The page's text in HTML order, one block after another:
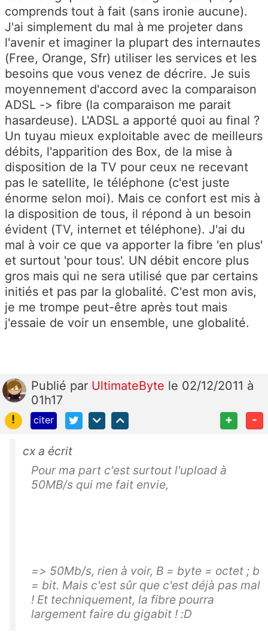
comprends tout à fait (sans ironie aucune).
J'ai simplement du mal à me projeter dans
l'avenir et imaginer la plupart des internautes
(Free, Orange, Sfr) utiliser les services et les
besoins que vous venez de décrire. Je suis
moyennement d'accord avec la comparaison
ADSL -> fibre (la comparaison me parait
hasardeuse). L'ADSL a apporté quoi au final ?
Un tuyau mieux exploitable avec de meilleurs
débits, l'apparition des Box, de la mise à
disposition de la TV pour ceux ne recevant
pas le satellite, le téléphone (c'est juste
énorme selon moi). Mais ce confort est mis à
la disposition de tous, il répond à un besoin
évident (TV, internet et téléphone). J'ai du
mal à voir ce que va apporter la fibre 'en plus'
et surtout 'pour tous'. UN débit encore plus
gros mais qui ne sera utilisé que par certains
initiés et pas par la globalité. C'est mon avis,
je me trompe peut-être après tout mais
j'essaie de voir un ensemble, une globalité.
Publié par UltimateByte le 02/12/2011 à
01h17
!
citer + -
cx a écrit
Pour ma part c'est surtout l'upload à
50MB/s qui me fait envie,
=> 50Mb/s, rien à voir, B = byte = octet ; b
= bit. Mais c'est sûr que c'est déjà pas mal
! Et techniquement, la fibre pourra
largement faire du gigabit ! :D